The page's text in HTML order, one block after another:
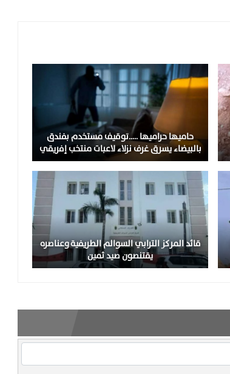
حاميها حراميها …..توقيف مستخدم بفندق
بالبيضاء يسرق غرف نزلاء لاعبات منتخب إفريقي
قائد المركز الترابي السوالم الطريفية وعناصره
يقتنصون صيد ثمين